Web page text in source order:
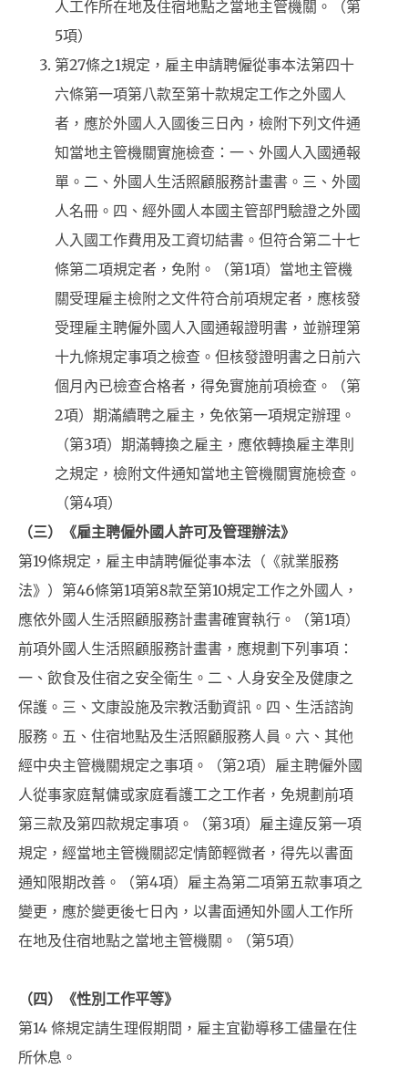
人工作所在地及住宿地點之當地主管機關。（第
5項）
第27條之1規定，雇主申請聘僱從事本法第四十
六條第一項第八款至第十款規定工作之外國人
者，應於外國人入國後三日內，檢附下列文件通
知當地主管機關實施檢查：一、外國人入國通報
單。二、外國人生活照顧服務計畫書。三、外國
人名冊。四、經外國人本國主管部門驗證之外國
人入國工作費用及工資切結書。但符合第二十七
條第二項規定者，免附。（第1項）當地主管機
關受理雇主檢附之文件符合前項規定者，應核發
受理雇主聘僱外國人入國通報證明書，並辦理第
十九條規定事項之檢查。但核發證明書之日前六
個月內已檢查合格者，得免實施前項檢查。（第
2項）期滿續聘之雇主，免依第一項規定辦理。
（第3項）期滿轉換之雇主，應依轉換雇主準則
之規定，檢附文件通知當地主管機關實施檢查。
（第4項）
（三）《雇主聘僱外國人許可及管理辦法》
第19條規定，雇主申請聘僱從事本法（《就業服務
法》）第46條第1項第8款至第10規定工作之外國人，
應依外國人生活照顧服務計畫書確實執行。（第1項）
前項外國人生活照顧服務計畫書，應規劃下列事項：
一、飲食及住宿之安全衛生。二、人身安全及健康之
保護。三、文康設施及宗教活動資訊。四、生活諮詢
服務。五、住宿地點及生活照顧服務人員。六、其他
經中央主管機關規定之事項。（第2項）雇主聘僱外國
人從事家庭幫傭或家庭看護工之工作者，免規劃前項
第三款及第四款規定事項。（第3項）雇主違反第一項
規定，經當地主管機關認定情節輕微者，得先以書面
通知限期改善。（第4項）雇主為第二項第五款事項之
變更，應於變更後七日內，以書面通知外國人工作所
在地及住宿地點之當地主管機關。（第5項）
（四）《性別工作平等》
第14 條規定請生理假期間，雇主宜勸導移工儘量在住
所休息。